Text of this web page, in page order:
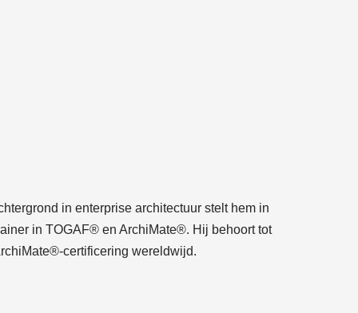
in enterprise architectuur stelt hem in
in TOGAF® en ArchiMate®. Hij behoort tot
certificering wereldwijd.